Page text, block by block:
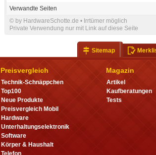
Verwandte Seiten
© by HardwareSchotte.de • Irrtümer möglich
Private Verwendung nur mit Link auf diese Seite
Sitemap
Preisvergleich
Technik-Schnäppchen
Top100
Neue Produkte
Preisvergleich Mobil
Hardware
Unterhaltungselektronik
Software
Körper & Haushalt
Magazin
Artikel
Kaufberatungen
Tests